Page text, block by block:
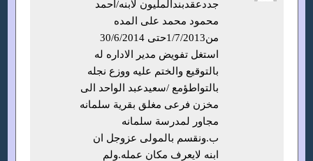
جددعقدبندالمليون لابنه/احمد
محمود محمد على المده
من1/7/2013حتى 30/6/2014
استغل تفويض مدير الاداره له
بالتوقيع والختم عليه ووزع نجله
بالتواطؤمع /سعيدعبد الواحد الى
مخزن فرعى مغلق بقرية سلمانه
مجاور لمدرسة سلمانه
ب.ونقسم بالمولى عزوجل ان
ابنه لايعرف مكان عمله.ولم